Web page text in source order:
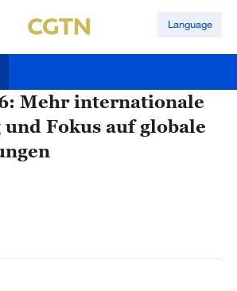
Language
Mehr internationale
Fokus auf globale